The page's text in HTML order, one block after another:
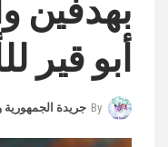
بهدفين
أبو قير
By جريدة الجمهورية